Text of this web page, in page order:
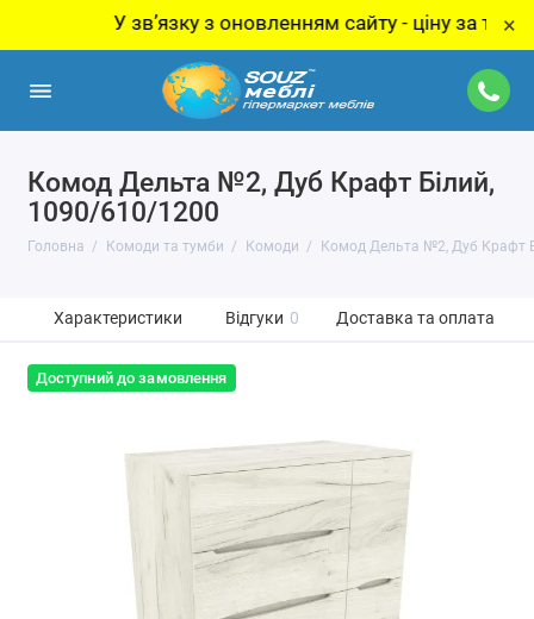
У звʼязку з оновленням сайту - ціну за товар ×
Комод Дельта №2, Дуб Крафт Білий,
1090/610/1200
Головна Комоди та тумби Комоди Комод Дельта №2, Дуб Крафт
Характеристики Відгуки 0 Доставка та оплата
Доступний до замовлення